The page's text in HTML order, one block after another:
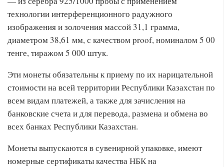
технологии интерференционного радужного
изображения и золочения массой 31,1 грамма,
диаметром 38,61 мм, с качеством proof, номиналом 5 00
тенге, тиражом 5 000 штук.
Эти монеты обязательны к приему по их нарицательной
стоимости на всей территории Республики Казахстан по
всем видам платежей, а также для зачисления на
банковские счета и для перевода, размена и обмена во
всех банках Республики Казахстан.
Монеты выпускаются в сувенирной упаковке, имеют
номерные сертификаты качества НБК на